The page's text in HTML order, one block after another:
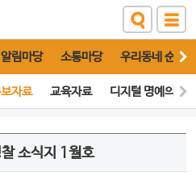
알림마당 소통마당 우리동네 순찰대
자료 교육자료 디지털 명예의 전
소식지 1월호